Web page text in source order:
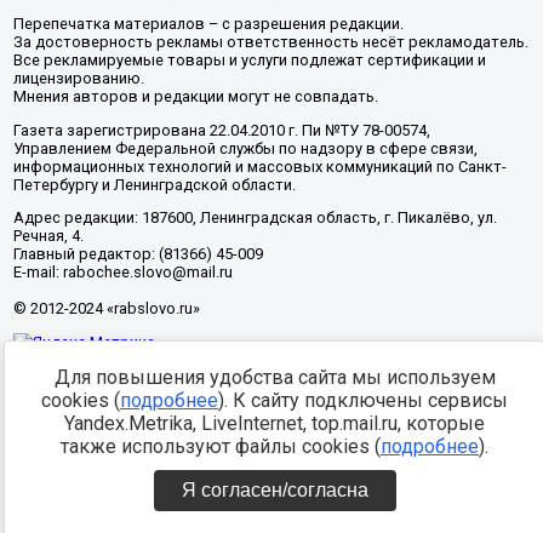
Перепечатка материалов – с разрешения редакции.
За достоверность рекламы ответственность несёт рекламодатель.
Все рекламируемые товары и услуги подлежат сертификации и
лицензированию.
Мнения авторов и редакции могут не совпадать.
Газета зарегистрирована 22.04.2010 г. Пи №ТУ 78-00574,
Управлением Федеральной службы по надзору в сфере связи,
информационных технологий и массовых коммуникаций по Санкт-
Петербургу и Ленинградской области.
Адрес редакции: 187600, Ленинградская область, г. Пикалёво, ул.
Речная, 4.
Главный редактор: (81366) 45-009
E-mail: rabochee.slovo@mail.ru
© 2012-2024 «rabslovo.ru»
Разработка -
Для повышения удобства сайта мы используем
cookies (подробнее). К сайту подключены сервисы
Yandex.Metrika, LiveInternet, top.mail.ru, которые
также используют файлы cookies (подробнее).
Я согласен/согласна